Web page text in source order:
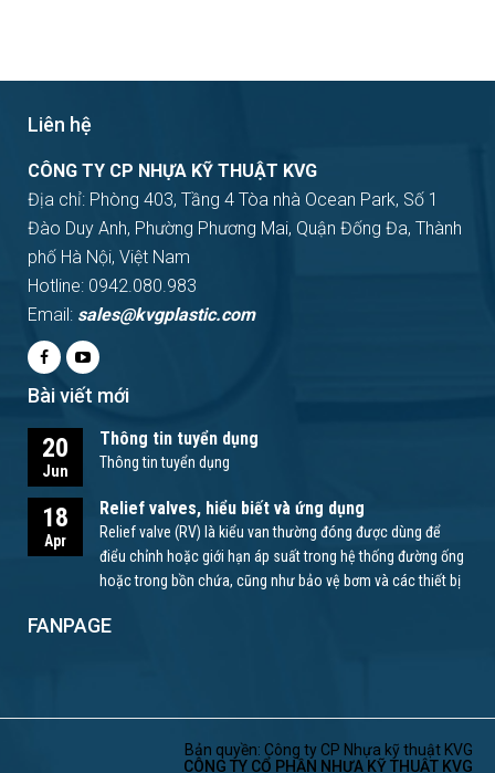
Liên hệ
CÔNG TY CP NHỰA KỸ THUẬT KVG
Địa chỉ: Phòng 403, Tầng 4 Tòa nhà Ocean Park, Số 1
Đào Duy Anh, Phường Phương Mai, Quận Đống Đa, Thành
phố Hà Nội, Việt Nam
Hotline: 0942.080.983
Email: sales@kvgplastic.com
Bài viết mới
20
Jun
Thông tin tuyển dụng
Thông tin tuyển dụng
18
Apr
Relief valves, hiểu biết và ứng dụng
Relief valve (RV) là kiểu van thường đóng được dùng để
điểu chỉnh hoặc giới hạn áp suất trong hệ thống đường ống
hoặc trong bồn chứa, cũng như bảo vệ bơm và các thiết bị
FANPAGE
Bản quyền: Công ty CP Nhựa kỹ thuật KVG
CÔNG TY CỔ PHẦN NHỰA KỸ THUẬT KVG